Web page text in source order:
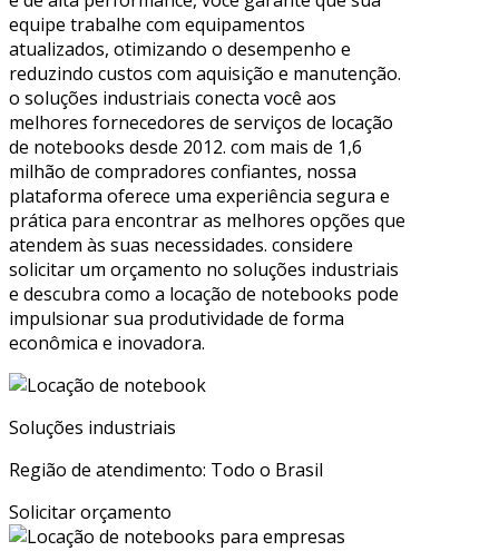
equipe trabalhe com equipamentos
atualizados, otimizando o desempenho e
reduzindo custos com aquisição e manutenção.
o soluções industriais conecta você aos
melhores fornecedores de serviços de locação
de notebooks desde 2012. com mais de 1,6
milhão de compradores confiantes, nossa
plataforma oferece uma experiência segura e
prática para encontrar as melhores opções que
atendem às suas necessidades. considere
solicitar um orçamento no soluções industriais
e descubra como a locação de notebooks pode
impulsionar sua produtividade de forma
econômica e inovadora.
Soluções industriais
Região de atendimento: Todo o Brasil
Solicitar orçamento